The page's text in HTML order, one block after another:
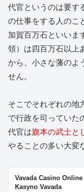
代官というのは要す
の仕事をする人のこ
加賀百万石といいま
領）は四百万石以上
から、小さな藩のよ
せん。
そこでそれぞれの地
で行政を司っていた
代官は旗本の武士と
やることの多い大変